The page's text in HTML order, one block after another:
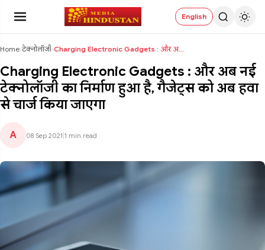
English
Home›टेक्नोलॉजी› Charging Electronic Gadgets : और अब नई टेक्नोलॉजी ...
Charging Electronic Gadgets : और अब नई
टेक्नोलॉजी का निर्माण हुआ है, गैजेट्स को अब हवा
से चार्ज किया जाएगा
A 08 Sep 2021 1 min read